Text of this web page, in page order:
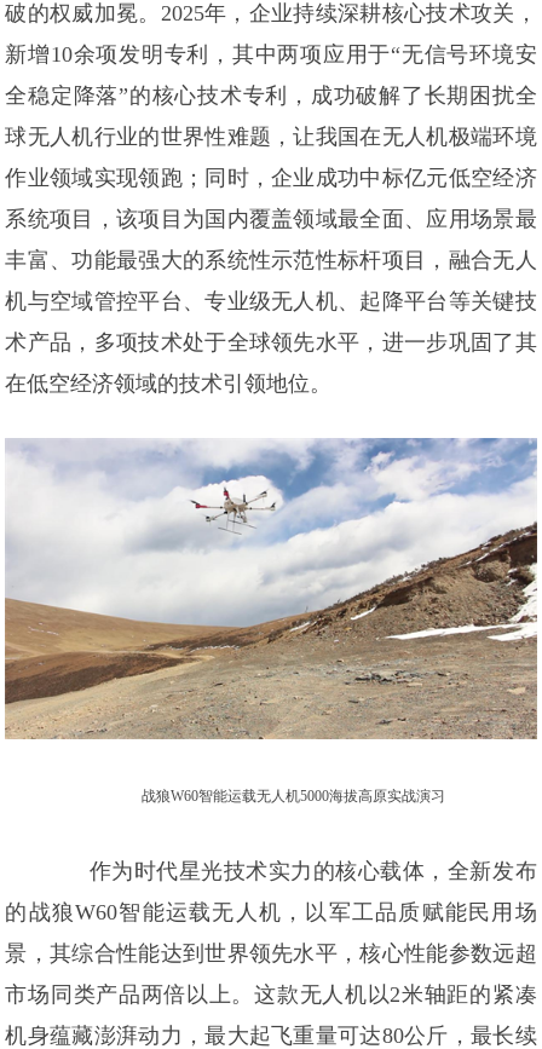
破的权威加冕。2025年，企业持续深耕核心技术攻关，
新增10余项发明专利，其中两项应用于“无信号环境安
全稳定降落”的核心技术专利，成功破解了长期困扰全
球无人机行业的世界性难题，让我国在无人机极端环境
作业领域实现领跑；同时，企业成功中标亿元低空经济
系统项目，该项目为国内覆盖领域最全面、应用场景最
丰富、功能最强大的系统性示范性标杆项目，融合无人
机与空域管控平台、专业级无人机、起降平台等关键技
术产品，多项技术处于全球领先水平，进一步巩固了其
在低空经济领域的技术引领地位。
战狼W60智能运载无人机5000海拔高原实战演习
作为时代星光技术实力的核心载体，全新发布
的战狼W60智能运载无人机，以军工品质赋能民用场
景，其综合性能达到世界领先水平，核心性能参数远超
市场同类产品两倍以上。这款无人机以2米轴距的紧凑
机身蕴藏澎湃动力，最大起飞重量可达80公斤，最长续